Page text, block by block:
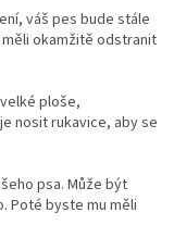
váš pes bude stále
okamžitě odstranit
ploše,
nosit rukavice, aby se
psa. Může být
Poté byste mu měli